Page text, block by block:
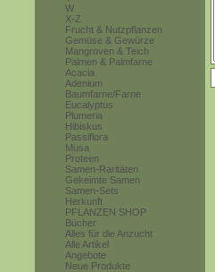
W
X-Z
Frucht & Nutzpflanzen
Gemüse & Gewürze
Mangroven & Teich
Palmen & Palmfarne
Acacia
Adenium
Baumfarne/Farne
Eucalyptus
Plumeria
Hibiskus
Passiflora
Musa
Proteen
Samen-Raritäten
Gekeimte Samen
Samen-Sets
Herkunft
PFLANZEN SHOP
Bücher
Alles für die Anzucht
Alle Artikel
Angebote
Neue Produkte